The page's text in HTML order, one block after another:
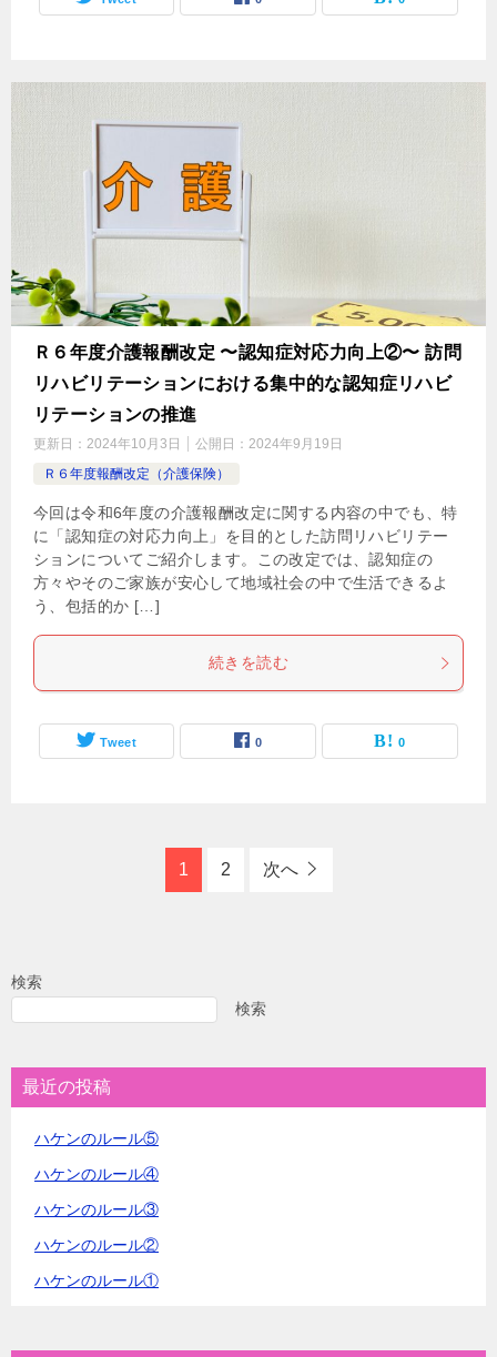
Ｒ６年度介護報酬改定 〜認知症対応力向上②〜 訪問
リハビリテーションにおける集中的な認知症リハビ
リテーションの推進
更新日： 2024年10月3日 公開日： 2024年9月19日
Ｒ６年度報酬改定（介護保険）
今回は令和6年度の介護報酬改定に関する内容の中でも、特
に「認知症の対応力向上」を目的とした訪問リハビリテー
ションについてご紹介します。この改定では、認知症の
方々やそのご家族が安心して地域社会の中で生活できるよ
う、包括的か […]
続きを読む
Tweet 0 0
1 2 次へ
検索
検索
最近の投稿
ハケンのルール⑤
ハケンのルール④
ハケンのルール③
ハケンのルール②
ハケンのルール①